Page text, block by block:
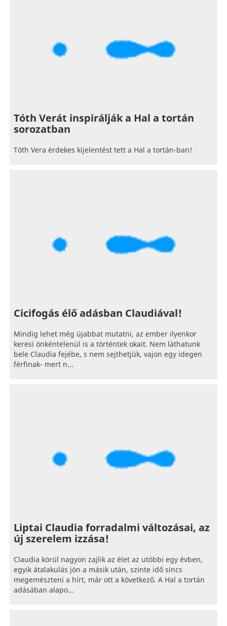
Tóth Verát inspirálják a Hal a tortán
sorozatban
Tóth Vera érdekes kijelentést tett a Hal a tortán-ban!
Cicifogás élő adásban Claudiával!
Mindig lehet még újabbat mutatni, az ember ilyenkor
keresi önkéntelenül is a történtek okait. Nem láthatunk
bele Claudia fejébe, s nem sejthetjük, vajon egy idegen
férfinak- mert n...
Liptai Claudia forradalmi változásai, az
új szerelem izzása!
Claudia körül nagyon zajlik az élet az utóbbi egy évben,
egyik átalakulás jön a másik után, szinte idő sincs
megemészteni a hírt, már ott a következő. A Hal a tortán
adásában alapo...